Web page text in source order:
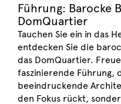
Führung: Barocke
DomQuartier
Tauchen Sie ein in das
entdecken Sie die
das DomQuartier.
faszinierende Führung,
beeindruckende
den Fokus rückt,